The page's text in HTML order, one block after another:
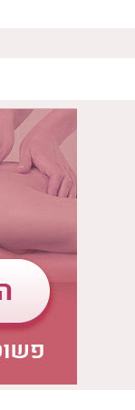
המקום מתאים ל
• ספא יחיד
איבזור במקום
• טיפול קלאסי